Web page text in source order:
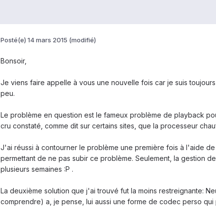
Posté(e) 14 mars 2015 (modifié)
Bonsoir,
Je viens faire appelle à vous une nouvelle fois car je suis
peu.
Le problème en question est le fameux problème de playback
cru constaté, comme dit sur certains sites, que la processeur
J'ai réussi à contourner le problème une première fois à l'aide
permettant de ne pas subir ce problème. Seulement, la gestion
plusieurs semaines :P .
La deuxième solution que j'ai trouvé fut la moins restreignante:
comprendre) a, je pense, lui aussi une forme de codec perso